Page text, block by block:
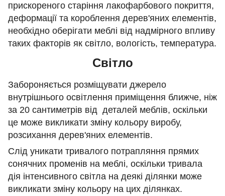
прискореного старіння лакофарбового покриття,
деформації та короблення дерев'яних елементів,
необхідно оберігати меблі від надмірного впливу
таких факторів як світло, вологість, температура.
Світло
Забороняється розміщувати джерело
внутрішнього освітлення приміщення ближче, ніж
за 20 сантиметрів від деталей меблів, оскільки
це може викликати зміну кольору виробу,
розсихання дерев'яних елементів.
Слід уникати тривалого потрапляння прямих
сонячних променів на меблі, оскільки тривала
дія інтенсивного світла на деякі ділянки може
викликати зміну кольору на цих ділянках.